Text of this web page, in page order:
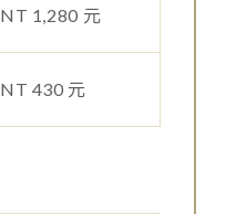
NT 1,280 元
NT 430 元